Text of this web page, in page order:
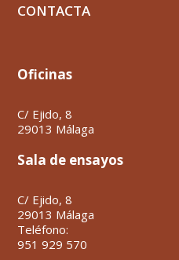
CONTACTA
Oficinas
C/ Ejido, 8
29013 Málaga
Sala de ensayos
C/ Ejido, 8
29013 Málaga
Teléfono:
951 929 570